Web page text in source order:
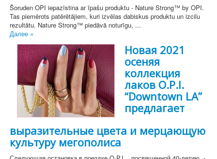
Šoruden OPI iepazīstina ar īpašu produktu - Nature Strong™ by OPI.
Tas piemērots patērētājiem, kuri izvēlas dabiskus produktu un izcilu
rezultātu. Nature Strong™ piedāvā noturīgu, ...
Далее »
Новая 2021
осеняя
коллекция
лаков O.P.I.
“Downtown LA”
предлагает
выразительные цвета и мерцающую
культуру мегополиса